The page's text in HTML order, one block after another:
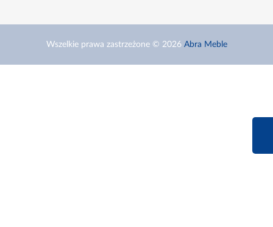
Wszelkie prawa zastrzeżone © 2026 Abra Meble